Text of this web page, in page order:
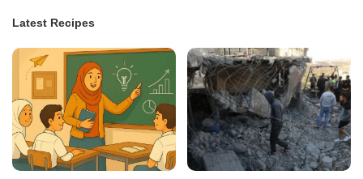
Latest Recipes